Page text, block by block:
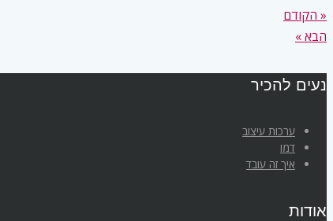
« הקודם
הבא »
נעים להכיר
ערכות עיצוב
דמו
איך זה עובד
אודות